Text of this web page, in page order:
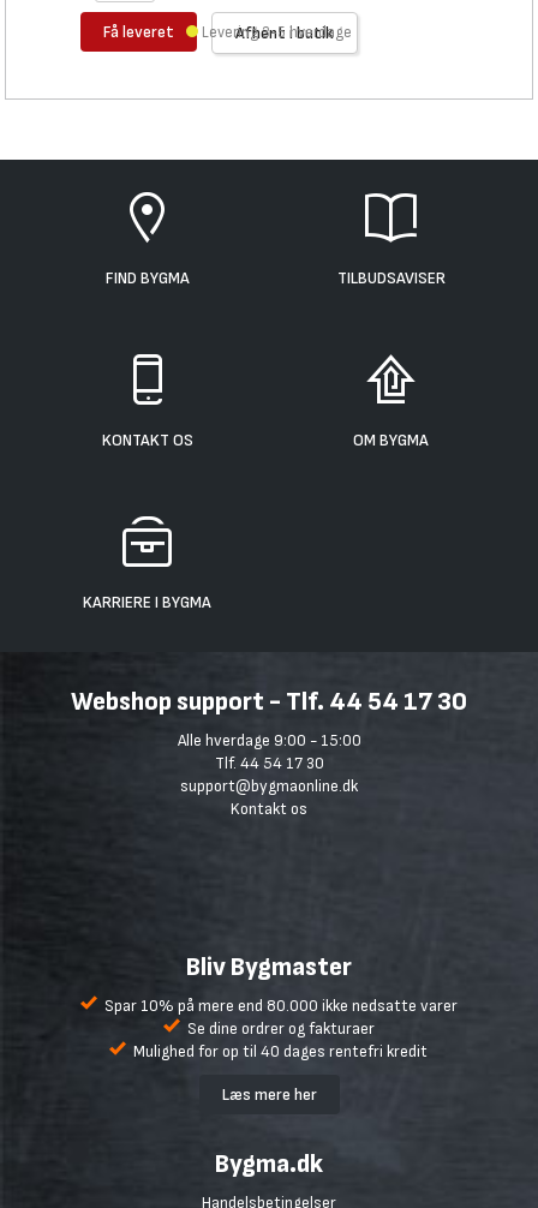
Få leveret Afhent i butik
Levering 3-5 hverdage
FIND BYGMA TILBUDSAVISER
KONTAKT OS OM BYGMA
KARRIERE I BYGMA
Webshop support - Tlf. 44 54 17 30
Alle hverdage 9:00 - 15:00
Tlf. 44 54 17 30
support@bygmaonline.dk
Kontakt os
Bliv Bygmaster
Spar 10% på mere end 80.000 ikke nedsatte varer
Se dine ordrer og fakturaer
Mulighed for op til 40 dages rentefri kredit
Læs mere her
Bygma.dk
Handelsbetingelser